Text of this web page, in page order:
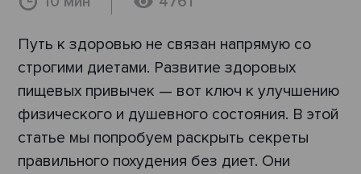
Путь к здоровью не связан напрямую со
строгими диетами. Развитие здоровых
пищевых привычек — вот ключ к улучшению
физического и душевного состояния. В этой
статье мы попробуем раскрыть секреты
правильного похудения без диет. Они